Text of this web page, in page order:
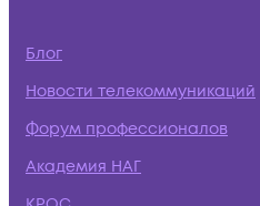
Блог
Новости телекоммуникаций
Форум профессионалов
Академия НАГ